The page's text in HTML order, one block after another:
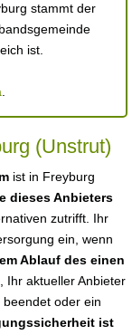
stammt der
ist.
(Unstrut)
ist in Freyburg
dieses Anbieters
zutrifft. Ihr
ein, wenn
Ablauf des einen
Ihr aktueller Anbieter
oder ein
ist